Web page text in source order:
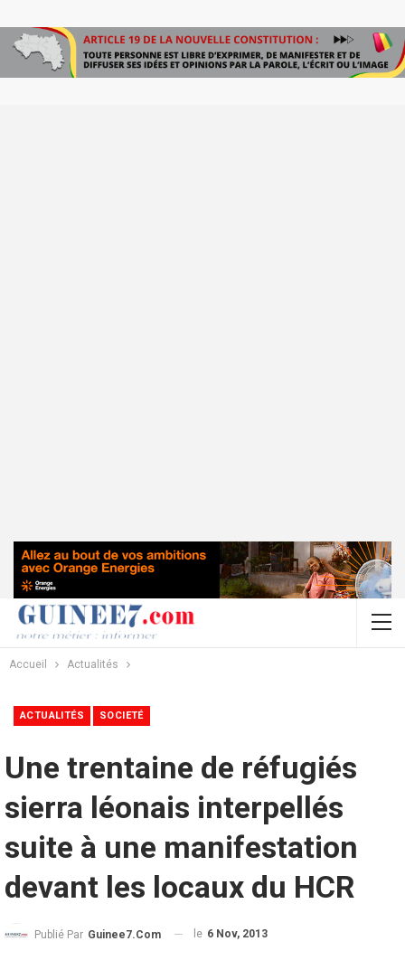
Accueil Actualités
ACTUALITÉS SOCIETÉ
Une trentaine de réfugiés
sierra léonais interpellés
suite à une manifestation
devant les locaux du HCR
Publié Par Guinee7.com le 6 Nov, 2013